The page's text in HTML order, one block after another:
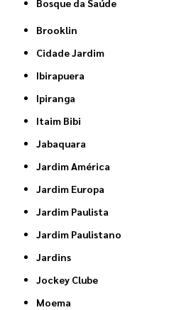
Bosque da Saúde
Brooklin
Cidade Jardim
Ibirapuera
Ipiranga
Itaim Bibi
Jabaquara
Jardim América
Jardim Europa
Jardim Paulista
Jardim Paulistano
Jardins
Jockey Clube
Moema